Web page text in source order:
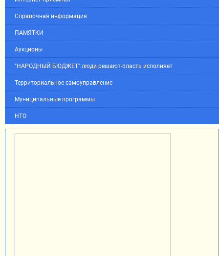
Справочная информация
ПАМЯТКИ
Аукционы
"НАРОДНЫЙ БЮДЖЕТ":люди решают-власть исполняет
Территориальное самоуправление
Муниципальные программы
НТО